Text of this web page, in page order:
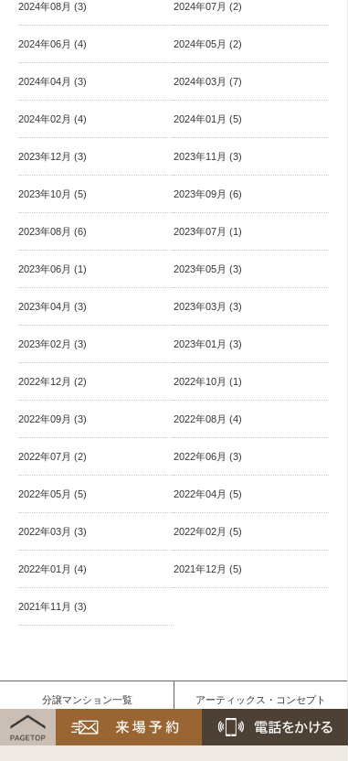
2024年08月 (3) 2024年07月 (2)
2024年06月 (4) 2024年05月 (2)
2024年04月 (3) 2024年03月 (7)
2024年02月 (4) 2024年01月 (5)
2023年12月 (3) 2023年11月 (3)
2023年10月 (5) 2023年09月 (6)
2023年08月 (6) 2023年07月 (1)
2023年06月 (1) 2023年05月 (3)
2023年04月 (3) 2023年03月 (3)
2023年02月 (3) 2023年01月 (3)
2022年12月 (2) 2022年10月 (1)
2022年09月 (3) 2022年08月 (4)
2022年07月 (2) 2022年06月 (3)
2022年05月 (5) 2022年04月 (5)
2022年03月 (3) 2022年02月 (5)
2022年01月 (4) 2021年12月 (5)
2021年11月 (3)
分譲マンション一覧 アーティックス・コンセプト
VRモデルルーム公開物件一覧